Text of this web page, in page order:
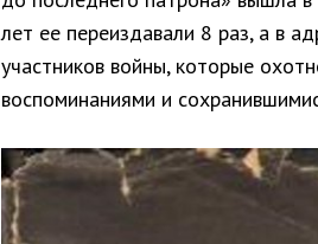
лет ее переиздавали 8 раз, а в
участников войны, которые
воспоминаниями и